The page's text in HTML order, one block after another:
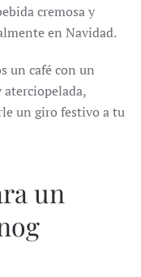
cremosa y
en Navidad.
un café con un
un giro festivo a tu
un